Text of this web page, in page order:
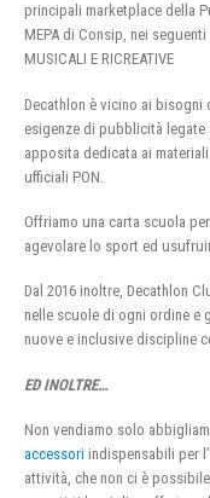
principali marketplace della
MEPA di Consip, nei seguenti
MUSICALI E RICREATIVE
Decathlon è vicino ai
esigenze di pubblicità legate
apposita dedicata ai
ufficiali PON.
Offriamo una carta scuola
agevolare lo sport ed
Dal 2016 inoltre, Decathlon
nelle scuole di ogni ordine e
nuove e inclusive discipline
ED INOLTRE…
Non vendiamo solo
accessori indispensabili per
attività, che non ci è